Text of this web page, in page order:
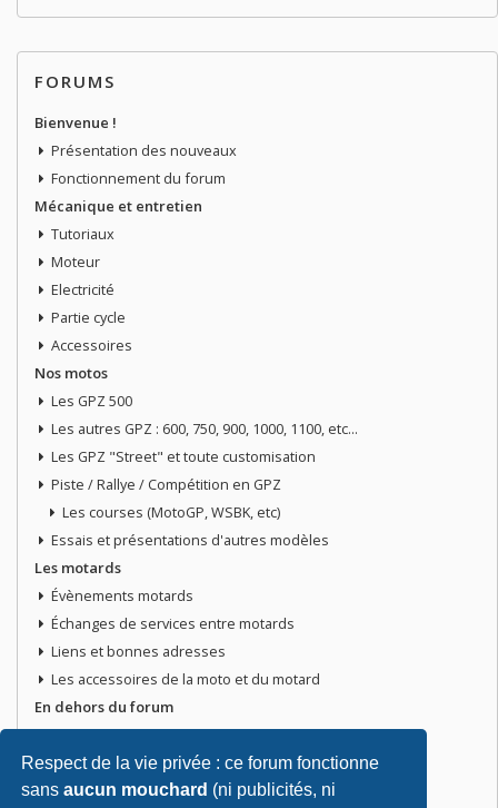
Respect de la vie privée : ce forum fonctionne
sansaucun mouchard (ni publicités, ni
FORUMS
Bienvenue !
Présentation des nouveaux
Fonctionnement du forum
Mécanique et entretien
Tutoriaux
Moteur
Electricité
Partie cycle
Accessoires
Nos motos
Les GPZ 500
Les autres GPZ : 600, 750, 900, 1000, 1100, etc...
Les GPZ "Street" et toute customisation
Piste / Rallye / Compétition en GPZ
Les courses (MotoGP, WSBK, etc)
Essais et présentations d'autres modèles
Les motards
Évènements motards
Échanges de services entre motards
Liens et bonnes adresses
Les accessoires de la moto et du motard
En dehors du forum
Discussions libres
Petites annonces
Vends ta moto